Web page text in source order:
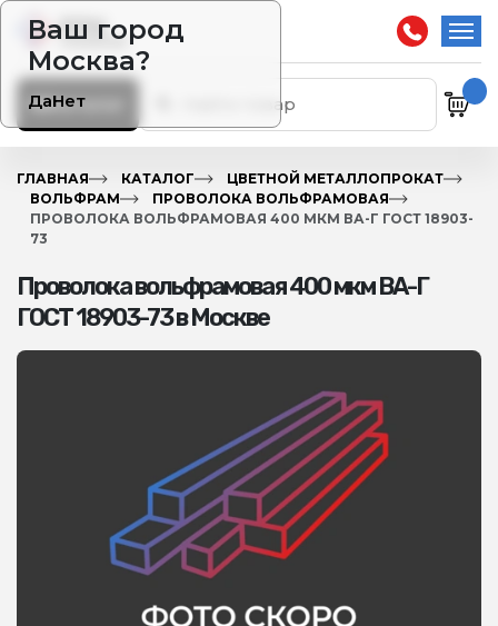
Ваш город
Москва?
ДаНет
Каталог
ГЛАВНАЯ КАТАЛОГ
ЦВЕТНОЙ МЕТАЛЛОПРОКАТ
ВОЛЬФРАМ
ПРОВОЛОКА ВОЛЬФРАМОВАЯ
ПРОВОЛОКА ВОЛЬФРАМОВАЯ 400 МКМ ВА-Г ГОСТ 18903-
73
Проволока вольфрамовая 400 мкм ВА-Г
ГОСТ 18903-73 в Москве